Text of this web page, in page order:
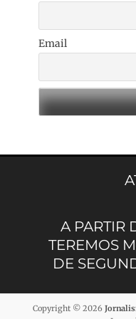
Email
A PARTIR
TEREMOS
DE
Copyright © 2026